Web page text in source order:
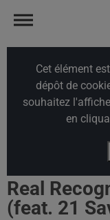
Cet élément
dépôt de
souhaitez
en
Real
(feat. 21